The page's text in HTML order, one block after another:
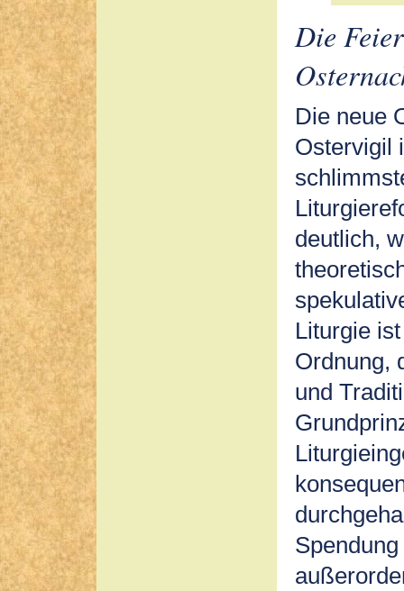
Die
Die neue
Ostervigil
deutlich,
Liturgie
Ordnung,
und